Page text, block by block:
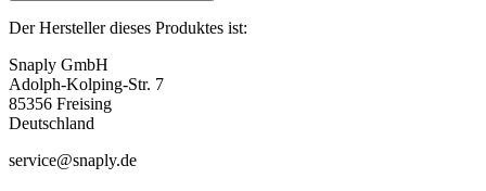
Der Hersteller dieses Produktes ist:
Snaply GmbH
Adolph-Kolping-Str. 7
85356 Freising
Deutschland
service@snaply.de